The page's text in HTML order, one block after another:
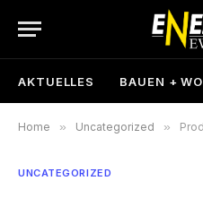
AKTUELLES BAUEN +
Home » Uncategorized » Prodigy
UNCATEGORIZED